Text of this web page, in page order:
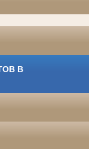
В